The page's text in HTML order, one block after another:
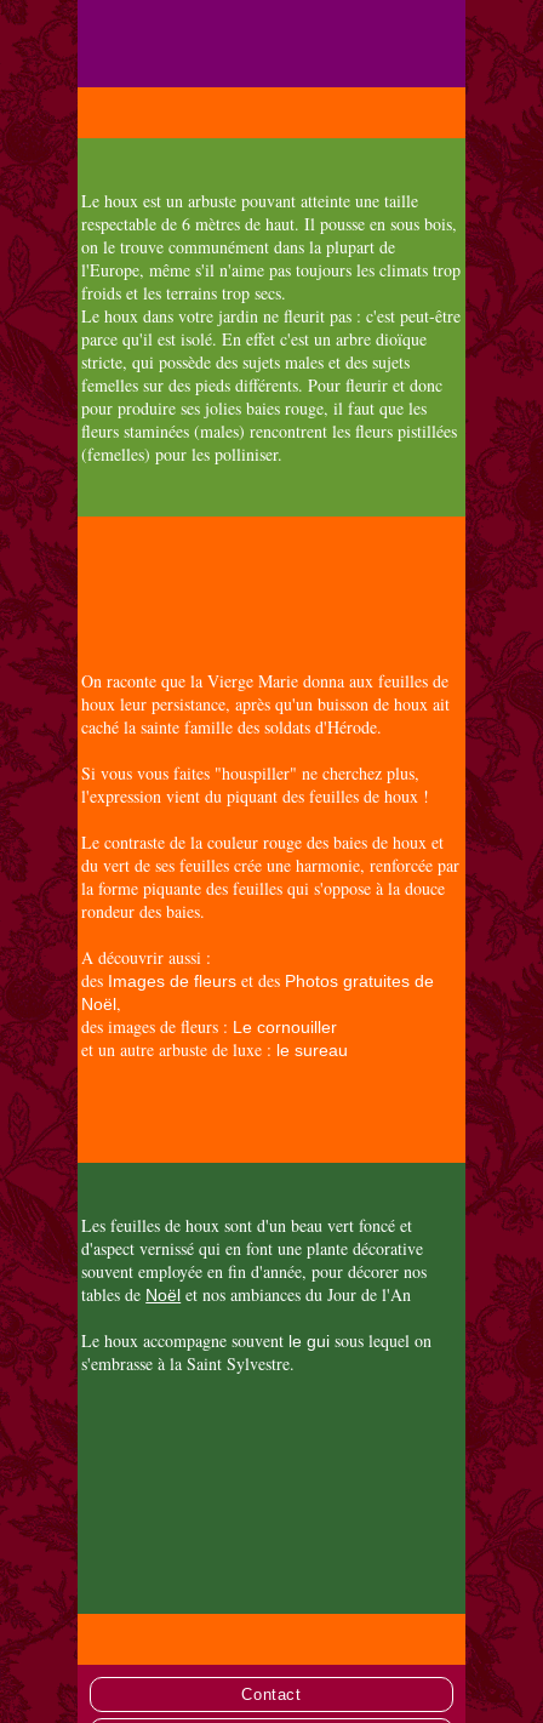
Le houx est un arbuste pouvant atteinte une taille
respectable de 6 mètres de haut. Il pousse en sous bois,
on le trouve communément dans la plupart de
l'Europe, même s'il n'aime pas toujours les climats trop
froids et les terrains trop secs.
Le houx dans votre jardin ne fleurit pas : c'est peut-être
parce qu'il est isolé. En effet c'est un arbre dioïque
stricte, qui possède des sujets males et des sujets
femelles sur des pieds différents. Pour fleurir et donc
pour produire ses jolies baies rouge, il faut que les
fleurs staminées (males) rencontrent les fleurs pistillées
(femelles) pour les polliniser.
On raconte que la Vierge Marie donna aux feuilles de
houx leur persistance, après qu'un buisson de houx ait
caché la sainte famille des soldats d'Hérode.
Si vous vous faites "houspiller" ne cherchez plus,
l'expression vient du piquant des feuilles de houx !
Le contraste de la couleur rouge des baies de houx et
du vert de ses feuilles crée une harmonie, renforcée par
la forme piquante des feuilles qui s'oppose à la douce
rondeur des baies.
A découvrir aussi :
des Images de fleurs et des Photos gratuites de
Noël,
des images de fleurs : Le cornouiller
et un autre arbuste de luxe : le sureau
Les feuilles de houx sont d'un beau vert foncé et
d'aspect vernissé qui en font une plante décorative
souvent employée en fin d'année, pour décorer nos
tables de Noël et nos ambiances du Jour de l'An
Le houx accompagne souvent le gui sous lequel on
s'embrasse à la Saint Sylvestre.
Contact